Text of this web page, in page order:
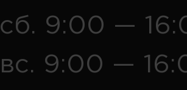
сб. 9:00 —
вс. 9:00 —